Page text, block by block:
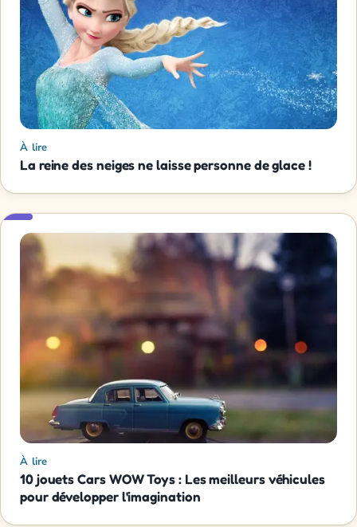
À lire
La reine des neiges ne laisse personne de glace !
À lire
10 jouets Cars WOW Toys : Les meilleurs véhicules
pour développer l'imagination